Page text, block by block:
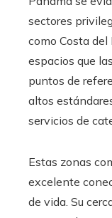
sectores
como Costa del
espacios que
puntos de
altos
servicios de
Estas zonas
excelente
de vida. Su